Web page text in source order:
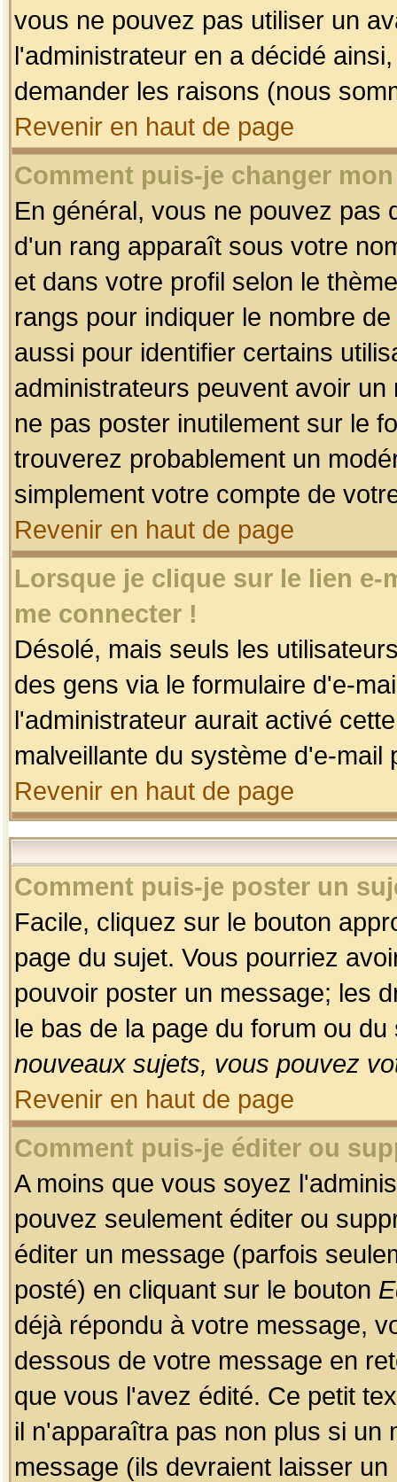
vous ne pouvez pas utiliser un
l'administrateur en a décidé
demander les raisons (nous
Revenir en haut de page
Comment puis-je changer
En général, vous ne pouvez pas
d'un rang apparaît sous votre
et dans votre profil selon le
rangs pour indiquer le nombre
aussi pour identifier certains
administrateurs peuvent avoir
ne pas poster inutilement sur le
trouverez probablement un
simplement votre compte de
Revenir en haut de page
Lorsque je clique sur le lien
me connecter !
Désolé, mais seuls les
des gens via le formulaire d'e-
l'administrateur aurait activé
malveillante du système d'e-
Revenir en haut de page
Comment puis-je poster un
Facile, cliquez sur le bouton
page du sujet. Vous pourriez
pouvoir poster un message; les
le bas de la page du forum ou
nouveaux sujets, vous pouvez
Revenir en haut de page
Comment puis-je éditer ou
A moins que vous soyez
pouvez seulement éditer ou
éditer un message (parfois
posté) en cliquant sur le bouton
déjà répondu à votre message,
dessous de votre message en
que vous l'avez édité. Ce petit
il n'apparaîtra pas non plus si un
message (ils devraient laisser